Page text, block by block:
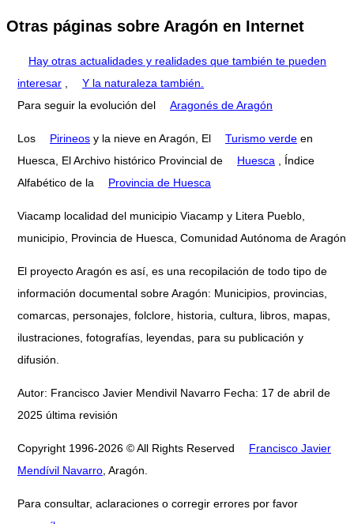
Otras páginas sobre Aragón en Internet
Hay otras actualidades y realidades que también te pueden
interesar ,
Y la naturaleza también.
Para seguir la evolución del
Aragonés de Aragón
Los Pirineos y la nieve en Aragón, El Turismo verde en
Huesca, El Archivo histórico Provincial de
Huesca , Índice
Alfabético de la
Provincia de Huesca
Viacamp localidad del municipio Viacamp y Litera Pueblo,
municipio, Provincia de Huesca, Comunidad Autónoma de Aragón
El proyecto Aragón es así, es una recopilación de todo tipo de
información documental sobre Aragón: Municipios, provincias,
comarcas, personajes, folclore, historia, cultura, libros, mapas,
ilustraciones, fotografías, leyendas, para su publicación y
difusión.
Autor: Francisco Javier Mendivil Navarro Fecha: 17 de abril de
2025 última revisión
Copyright 1996-2026 © All Rights Reserved
Francisco Javier
Mendívil Navarro, Aragón.
Para consultar, aclaraciones o corregir errores por favor